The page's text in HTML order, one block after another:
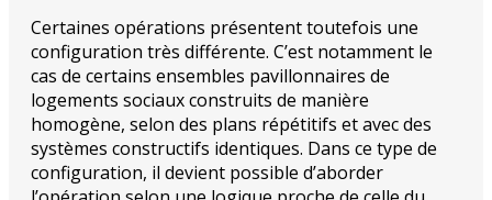
Certaines opérations présentent toutefois une
configuration très différente. C’est notamment le
cas de certains ensembles pavillonnaires de
logements sociaux construits de manière
homogène, selon des plans répétitifs et avec des
systèmes constructifs identiques. Dans ce type de
configuration, il devient possible d’aborder